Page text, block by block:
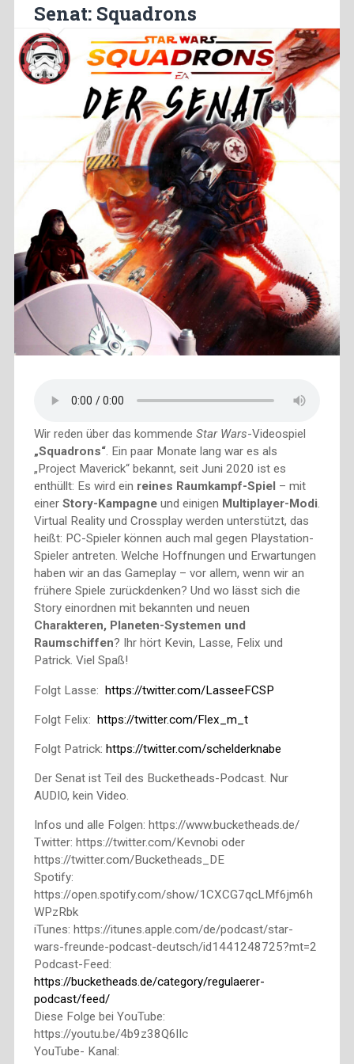
Senat: Squadrons
Wir reden über das kommende Star Wars-Videospiel
„Squadrons“. Ein paar Monate lang war es als
„Project Maverick“ bekannt, seit Juni 2020 ist es
enthüllt: Es wird ein reines Raumkampf-Spiel – mit
einer Story-Kampagneund einigen Multiplayer-Modi.
Virtual Reality und Crossplay werden unterstützt, das
heißt: PC-Spieler können auch mal gegen Playstation-
Spieler antreten. Welche Hoffnungen und Erwartungen
haben wir an das Gameplay – vor allem, wenn wir an
frühere Spiele zurückdenken? Und wo lässt sich die
Story einordnen mit bekannten und neuen
Charakteren, Planeten-Systemen und
Raumschiffen? Ihr hört Kevin, Lasse, Felix und
Patrick. Viel Spaß!
Folgt Lasse: https://twitter.com/LasseeFCSP
Folgt Felix: https://twitter.com/Flex_m_t
Folgt Patrick: https://twitter.com/schelderknabe
Der Senat ist Teil des Bucketheads-Podcast. Nur
AUDIO, kein Video.
Infos und alle Folgen: https://www.bucketheads.de/
Twitter: https://twitter.com/Kevnobi oder
https://twitter.com/Bucketheads_DE
Spotify:
https://open.spotify.com/show/1CXCG7qcLMf6jm6h
WPzRbk
iTunes: https://itunes.apple.com/de/podcast/star-
wars-freunde-podcast-deutsch/id1441248725?mt=2
Podcast-Feed:
https://bucketheads.de/category/regulaerer-
podcast/feed/
Diese Folge bei YouTube:
https://youtu.be/4b9z38Q6lIc
YouTube- Kanal: